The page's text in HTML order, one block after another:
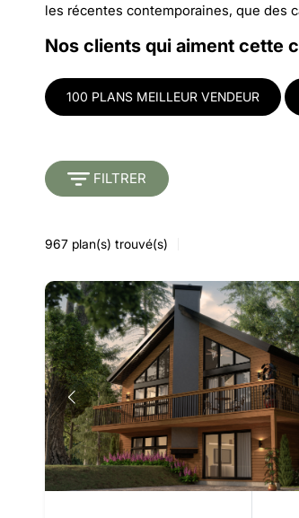
les récentes contemporaines, que des
Nos clients qui aiment cette
100 PLANS MEILLEUR VENDEUR
FILTRER
967 plan(s) trouvé(s)